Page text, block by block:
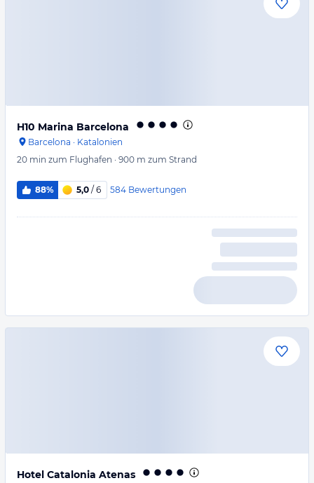
H10 Marina Barcelona
Barcelona · Katalonien
20 min zum Flughafen · 900 m zum Strand
88% 5,0 / 6 584 Bewertungen
Hotel Catalonia Atenas